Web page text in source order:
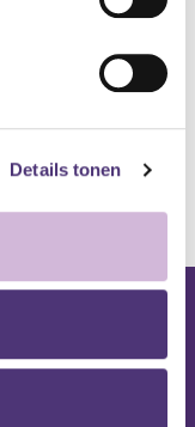
Details tonen